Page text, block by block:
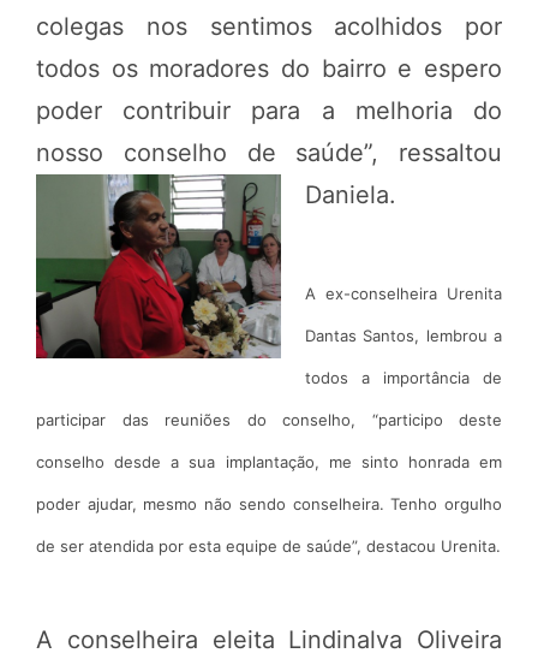
colegas nos sentimos acolhidos por
todos os moradores do bairro e espero
poder contribuir para a melhoria do
nosso conselho de saúde”, ressaltou
Daniela.
A ex-conselheira Urenita
Dantas Santos, lembrou a
todos a importância de
participar das reuniões do conselho, “participo deste
conselho desde a sua implantação, me sinto honrada em
poder ajudar, mesmo não sendo conselheira. Tenho orgulho
de ser atendida por esta equipe de saúde”, destacou Urenita.
A conselheira eleita Lindinalva Oliveira